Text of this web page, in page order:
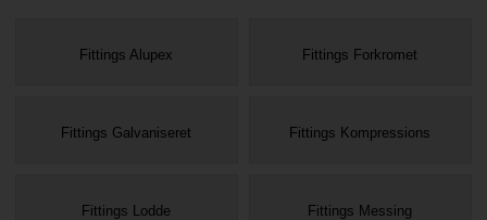
Fittings Alupex Fittings Forkromet
Fittings Galvaniseret Fittings Kompressions
Fittings Lodde Fittings Messing